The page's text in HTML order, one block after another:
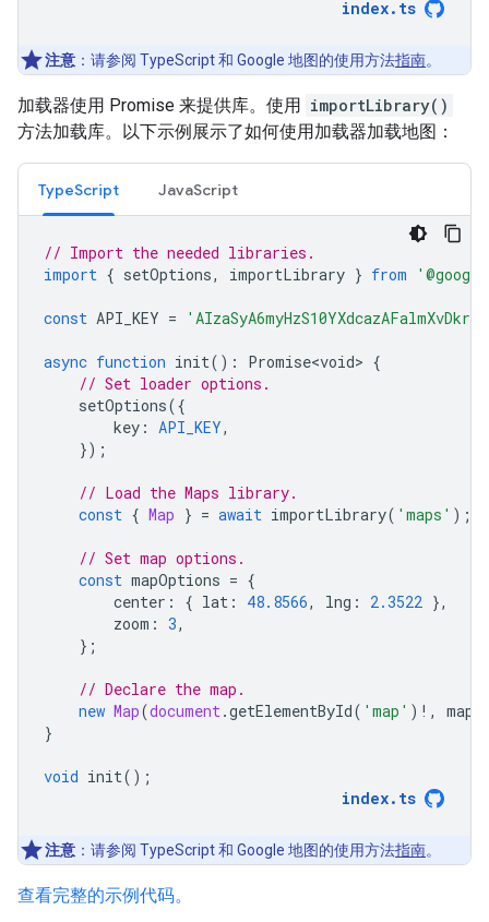
index. ts
注意 ：请参阅 TypeScript 和 Google 地图的使用方法指南。
加载器使用 Promise 来提供库。使用 importLibrary()
方法加载库。以下示例展示了如何使用加载器加载地图：
TypeScript JavaScript
// Import the needed libraries.
import { setOptions, importLibrary } from
const API_KEY =
async function init() : Promise<void> {
// Set loader options.
setOptions({
key : API_KEY,
});
// Load the Maps library.
const { Map } = await importLibrary( 'maps' );
// Set map options.
const mapOptions = {
center : { lat : 48.8566, lng : 2.3522 },
zoom : 3,
};
// Declare the map.
new Map(document.getElementById( 'map' ) ! ,
}
void init();
index. ts
注意 ：请参阅 TypeScript 和 Google 地图的使用方法指南。
查看完整的示例代码。